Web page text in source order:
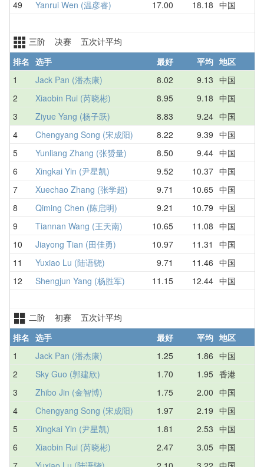
49 Yanrui Wen (温彦睿) 17.00 18.18 中国
三阶 决赛 五次计平均
排名 选手 最好 平均 地区
1
Jack Pan (潘杰康) 8.02 9.13 中国
2 Xiaobin Rui (芮晓彬) 8.95 9.18 中国
3 Ziyue Yang (杨子跃) 8.83 9.24 中国
4 Chengyang Song (宋成阳) 8.22 9.39 中国
5 Yunliang Zhang (张赟量) 8.50 9.44 中国
6 Xingkai Yin (尹星凯) 9.52 10.37 中国
7 Xuechao Zhang (张学超) 9.71 10.65 中国
8 Qiming Chen (陈启明) 9.21 10.79 中国
9 Tiannan Wang (王天南) 10.65 11.08 中国
10 Jiayong Tian (田佳勇) 10.97 11.31 中国
11 Yuxiao Lu (陆语骁) 9.71 11.46 中国
12 Shengjun Yang (杨胜军) 11.15 12.44 中国
二阶 初赛 五次计平均
排名 选手 最好 平均 地区
1
Jack Pan (潘杰康) 1.25 1.86 中国
2 Sky Guo (郭建欣) 1.70 1.95 香港
3 Zhibo Jin (金智博) 1.75 2.00 中国
4 Chengyang Song (宋成阳) 1.97 2.19 中国
5 Xingkai Yin (尹星凯) 1.81 2.53 中国
6 Xiaobin Rui (芮晓彬) 2.47 3.05 中国